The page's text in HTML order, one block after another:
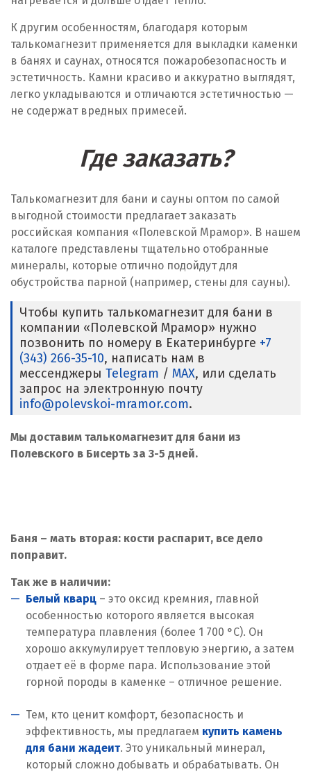
К другим особенностям, благодаря которым
талькомагнезит применяется для выкладки каменки
в банях и саунах, относятся пожаробезопасность и
эстетичность. Камни красиво и аккуратно выглядят,
легко укладываются и отличаются эстетичностью —
не содержат вредных примесей.
Где заказать?
Талькомагнезит для бани и сауны оптом по самой
выгодной стоимости предлагает заказать
российская компания «Полевской Мрамор». В нашем
каталоге представлены тщательно отобранные
минералы, которые отлично подойдут для
обустройства парной (например, стены для сауны).
Чтобы купить талькомагнезит для бани в
компании «Полевской Мрамор» нужно
позвонить по номеру в Екатеринбурге +7
(343) 266-35-10, написать нам в
мессенджеры Telegram / MAX, или сделать
запрос на электронную почту
info@polevskoi-mramor.com.
Мы доставим талькомагнезит для бани из
Полевского в Бисерть за 3-5 дней.
Баня – мать вторая: кости распарит, все дело
поправит.
Так же в наличии:
Белый кварц – это оксид кремния, главной
особенностью которого является высокая
температура плавления (более 1 700 °C). Он
хорошо аккумулирует тепловую энергию, а затем
отдает её в форме пара. Использование этой
горной породы в каменке – отличное решение.
Тем, кто ценит комфорт, безопасность и
эффективность, мы предлагаем купить камень
для бани жадеит. Это уникальный минерал,
который сложно добывать и обрабатывать. Он